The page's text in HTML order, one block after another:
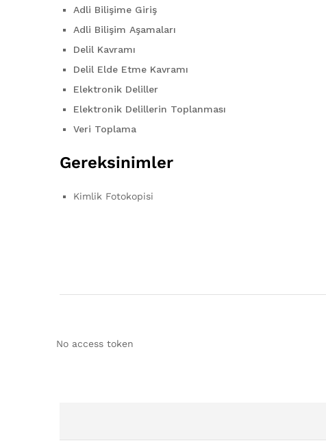
Adli Bilişime Giriş
Adli Bilişim Aşamaları
Delil Kavramı
Delil Elde Etme Kavramı
Elektronik Deliller
Elektronik Delillerin Toplanması
Veri Toplama
Gereksinimler
Kimlik Fotokopisi
No access token